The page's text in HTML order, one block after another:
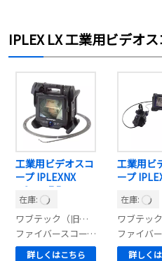
IPLEX LX 工業用ビデオ
工業用ビデオスコ
ープ IPLEXNX
Φ6mm7.5m
在庫:
ワブテック（旧エビデント）
ファイバースコープ（カメラ）
詳しくはこちら
工業用ビ
ープ
在庫:
詳しく